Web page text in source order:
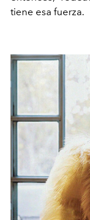
tiene esa fuerza.